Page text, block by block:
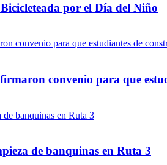
por el Día del Niño
convenio para que
de banquinas en Ruta 3